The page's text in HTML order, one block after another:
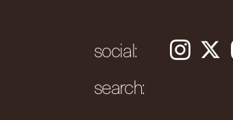
social: Instagram 𝕏
search: